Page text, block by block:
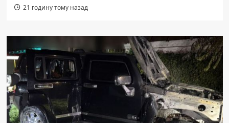
21 годину тому назад